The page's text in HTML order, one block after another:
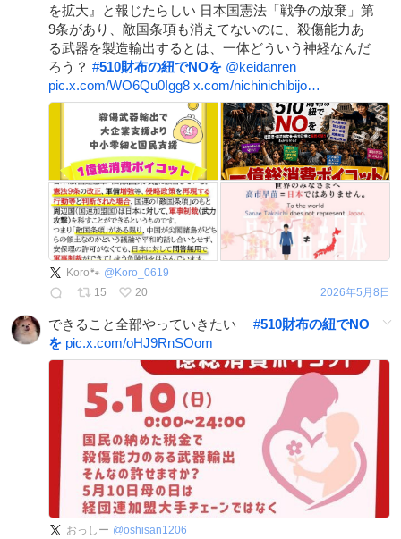
を拡大』と報じたらしい 日本国憲法「戦争の放棄」第
9条があり、敵国条項も消えてないのに、殺傷能力あ
る武器を製造輸出するとは、一体どういう神経なんだ
ろう？ #510財布の紐でNOを @keidanren
pic.x.com/WO6Qu0Igg8 x.com/nichinichibijo…
Koro🐾 @ Koro_0619
15
20 2026年5月8日
できること全部やっていきたい #510財布の紐でNO
を pic.x.com/oHJ9RnSOom
おっしー @oshisan1206